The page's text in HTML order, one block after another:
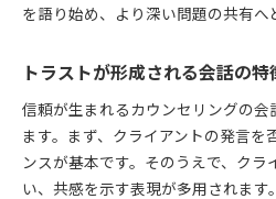
を語り始め、より深い問題の共有へ
トラストが形成される会話の特
信頼が生まれるカウンセリングの会
ます。まず、クライアントの発言を
ンスが基本です。そのうえで、クラ
い、共感を示す表現が多用されます